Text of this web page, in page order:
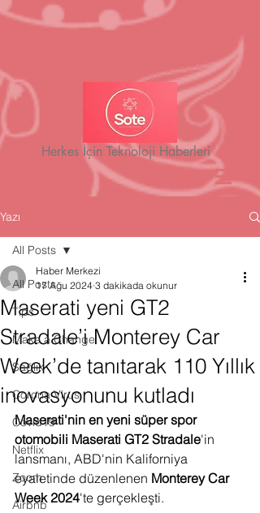
Herkes İçin Teknoloji Haberleri
Yazı
All Posts
Tips
Make a Change
Sağlık
Corona Virus
Covid19
Netflix
Zoom
Airbnb
All Posts
Maserati yeni GT2
Stradale’i Monterey Car
Week’de tanıtarak 110 Yıllık
inovasyonunu kutladı
Haber Merkezi
17 Ağu 2024 3 dakikada okunur
Maserati'nin en yeni süper spor
otomobili Maserati GT2 Stradale'in
lansmanı, ABD'nin Kaliforniya
eyaletinde düzenlenen Monterey Car
Week 2024'te gerçekleşti.